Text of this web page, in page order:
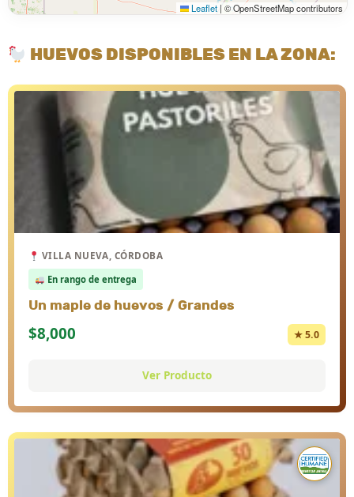
Leaflet | © OpenStreetMap contributors
HUEVOS DISPONIBLES EN LA ZONA:
VILLA NUEVA, CÓRDOBA
En rango de entrega
Un maple de huevos / Grandes
$8,000 ★ 5.0
Ver Producto